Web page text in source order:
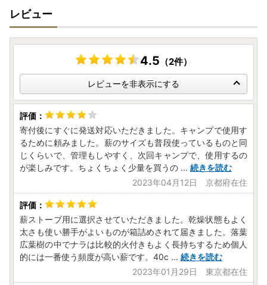
レビュー
4.5 （2件）
レビューを非表示にする
寄付後にすぐに発送対応いただきました。キャンプで使用す
るために頼みました。薪のサイズも普段使っているものと同
じくらいで、管理もしやすく、次回キャンプで、使用するの
が楽しみです。ちょくちょく少量を買うの ... 続きを読む
2023年04月12日 京都府在住
薪ストーブ用に選択させていただきました。乾燥状態もよく
太さも使い勝手がよいものが箱詰めされて届きました。落葉
広葉樹の中でナラは比較的火付きもよく長持ちするため個人
的には一番使う頻度が高い薪です。40c ... 続きを読む
2023年01月29日 東京都在住